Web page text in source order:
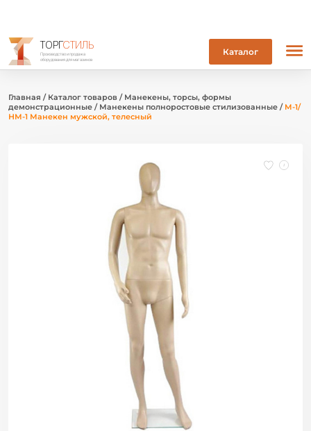
ТОРГСТИЛЬ
Производство и продажа
оборудования для магазинов
Каталог
Главная / Каталог товаров / Манекены, торсы, формы
демонстрационные / Манекены полноростовые стилизованные / M-1/
НМ-1 Манекен мужской, телесный